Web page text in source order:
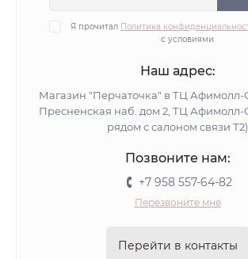
Я прочитал Политика
с условиями
Наш адрес:
Магазин "Перчаточка" в ТЦ Афимолл-
Пресненская наб. дом 2, ТЦ Афимолл-
рядом с салоном связи Т2)
Позвоните нам:
+7 958 557-64-82
Перезвоните мне
Перейти в контакты